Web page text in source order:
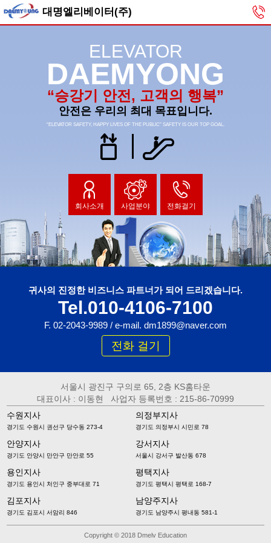
대명엘리베이터(주)
ELEVATOR
DAEMYONG
“승강기 안전, 고객의 행복”
안전은 우리의 최대 목표입니다.
“ELEVATOR SAFETY, HAPPY LIVES OF THE PUBLIC” SAFETY IS OUR TOP GOAL.
회사소개 사업분야 전화걸기
귀사의 진정한 비즈니스 파트너가 되어 드리겠습니다.
Tel.010-4106-7100
F. 02-2043-9989 / e-mail. dm1899@naver.com
전화 걸기
서울시 광진구 구의로 65, 2층 KS홈타운
대표이사 : 이동현 사업자 등록번호 : 215-86-70999
수원지사
경기도 수원시 권선구 당수동 273-4
의정부지사
경기도 의정부시 시민로 78
안양지사
경기도 안양시 만안구 만안로 55
강서지사
서울시 강서구 발산동 678
용인지사
경기도 용인시 처인구 중부대로 71
평택지사
경기도 평택시 평택로 168-7
김포지사
경기도 김포시 서암리 846
남양주지사
경기도 남양주시 평내동 581-1
Copyright © 2018 Dmelv Education